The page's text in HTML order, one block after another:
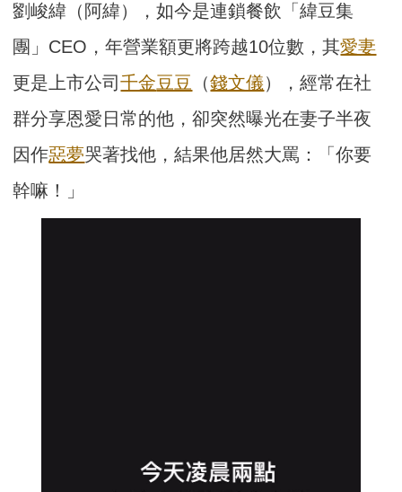
劉峻緯（阿緯），如今是連鎖餐飲「緯豆集
團」CEO，年營業額更將跨越10位數，其愛妻
更是上市公司千金豆豆 （錢文儀），經常在社
群分享恩愛日常的他，卻突然曝光在妻子半夜
因作惡夢哭著找他，結果他居然大罵：「你要
幹嘛！」